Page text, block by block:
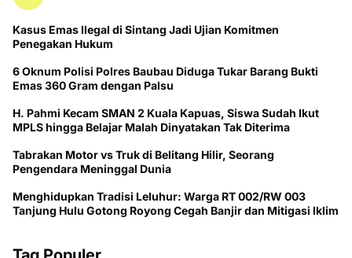
Posting Komentar
Trending
Penegakan Hukum
Emas 360 Gram dengan Palsu